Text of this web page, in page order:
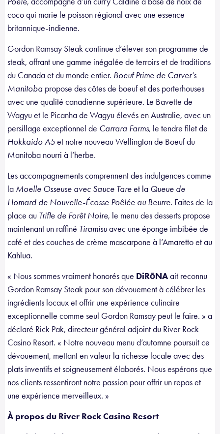
coco qui marie le poisson régional avec une essence
britannique-indienne.
Gordon Ramsay Steak continue d’élever son programme de
steak, offrant une gamme inégalée de terroirs et de traditions
du Canada et du monde entier. Boeuf Prime de Carver’s
Manitoba propose des côtes de boeuf et des porterhouses
avec une qualité canadienne supérieure. Le Bavette de
Wagyu et le Picanha de Wagyu élevés en Australie, avec un
persillage exceptionnel de Carrara Farms, le tendre filet de
Hokkaido A5et notre nouveau Wellington de Boeuf du
Manitoba nourri à l’herbe.
Les accompagnements comprennent des indulgences comme
la Moelle Osseuse avec Sauce Tareet la Queue de
Homard de Nouvelle-Écosse Poêlée au Beurre. Faites de la
place au Trifle de Forêt Noire, le menu des desserts propose
maintenant un raffiné Tiramisuavec une éponge imbibée de
café et des couches de crème mascarpone à l’Amaretto et au
Kahlua.
« Nous sommes vraiment honorés que DiRōNAait reconnu
Gordon Ramsay Steak pour son dévouement à célébrer les
ingrédients locaux et offrir une expérience culinaire
exceptionnelle comme seul Gordon Ramsay peut le faire. » a
déclaré Rick Pak, directeur général adjoint du River Rock
Casino Resort. « Notre nouveau menu d’automne poursuit ce
dévouement, mettant en valeur la richesse locale avec des
plats inventifs et soigneusement élaborés. Nous espérons que
nos clients ressentiront notre passion pour offrir un repas et
une expérience merveilleux. »
À propos du River Rock Casino Resort